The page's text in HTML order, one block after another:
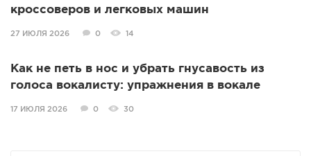
кроссоверов и легковых машин
27 ИЮЛЯ 2026 0 14
Как не петь в нос и убрать гнусавость из
голоса вокалисту: упражнения в вокале
17 ИЮЛЯ 2026 0 30